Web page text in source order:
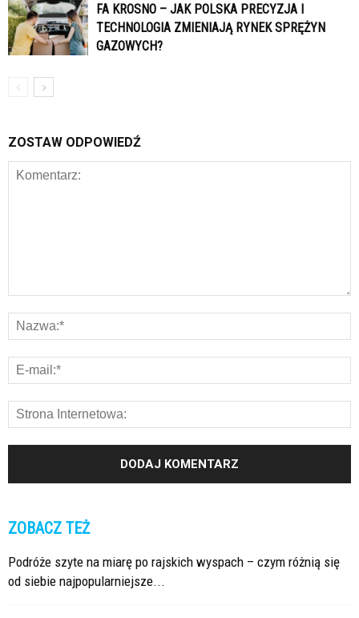
FA KROSNO – JAK POLSKA PRECYZJA I
TECHNOLOGIA ZMIENIAJĄ RYNEK SPRĘŻYN
GAZOWYCH?
ZOSTAW ODPOWIEDŹ
ZOBACZ TEŻ
Podróże szyte na miarę po rajskich wyspach – czym różnią się
od siebie najpopularniejsze...